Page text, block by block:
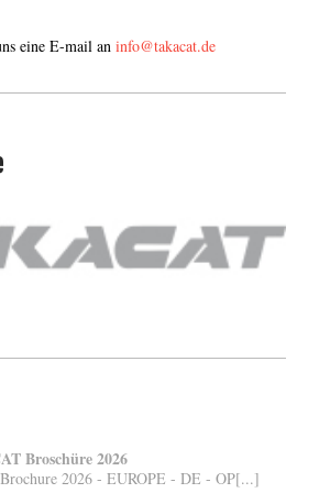
eine E-mail an info@takacat.de
Broschüre 2026
2026 - EUROPE - DE - OP[...]